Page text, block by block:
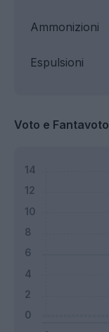
Ammonizioni
Espulsioni
Voto e Fantavoto